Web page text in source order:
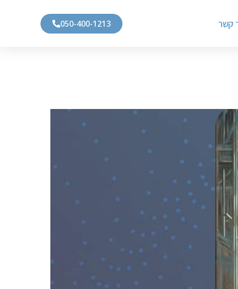
קשר 050-400-1213